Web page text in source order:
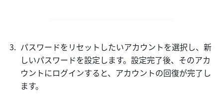
パスワードをリセットしたいアカウントを選択し、新
しいパスワードを設定します。設定完了後、そのアカ
ウントにログインすると、アカウントの回復が完了し
ます。